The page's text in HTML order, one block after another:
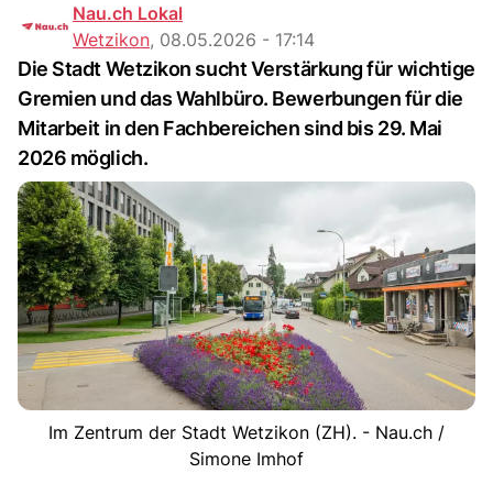
Nau.ch Lokal
Wetzikon, 08.05.2026 - 17:14
Die Stadt Wetzikon sucht Verstärkung für wichtige
Gremien und das Wahlbüro. Bewerbungen für die
Mitarbeit in den Fachbereichen sind bis 29. Mai
2026 möglich.
Im Zentrum der Stadt Wetzikon (ZH). - Nau.ch /
Simone Imhof